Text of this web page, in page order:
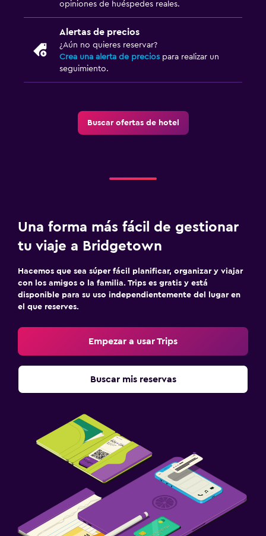
opiniones de huéspedes reales.
Alertas de precios
¿Aún no quieres reservar?
Crea una alerta de precios para realizar un
seguimiento.
Buscar ofertas de hotel
Una forma más fácil de gestionar
tu viaje a Bridgetown
Hacemos que sea súper fácil planificar, organizar y viajar
con los amigos o la familia. Trips es gratis y está
disponible para su uso independientemente del lugar en
el que reserves.
Empezar a usar Trips
Buscar mis reservas